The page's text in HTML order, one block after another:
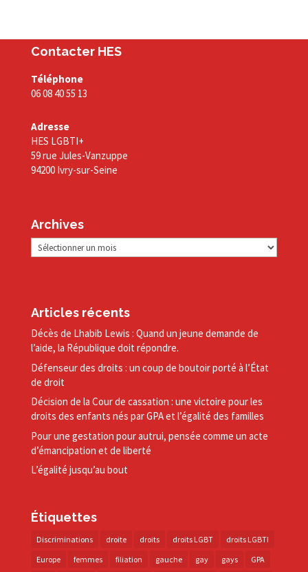
Contacter HES
Téléphone
06 08 40 55 13
Adresse
HES LGBTI+
59 rue Jules-Vanzuppe
94200 Ivry-sur-Seine
Archives
Archives
Articles récents
Décès de Lhabib Lewis : Quand un jeune demande de
l’aide, la République doit répondre.
Défenseur des droits : un coup de boutoir porté à l’État
de droit
Décision de la Cour de cassation : une victoire pour les
droits des enfants nés par GPA et l’égalité des familles
Pour une gestation pour autrui, pensée comme un acte
d’émancipation et de liberté
L’égalité jusqu’au bout
Étiquettes
Discriminations droite droits droits LGBT
droits LGBTI
Europe
femmes filiation gauche gay gays GPA